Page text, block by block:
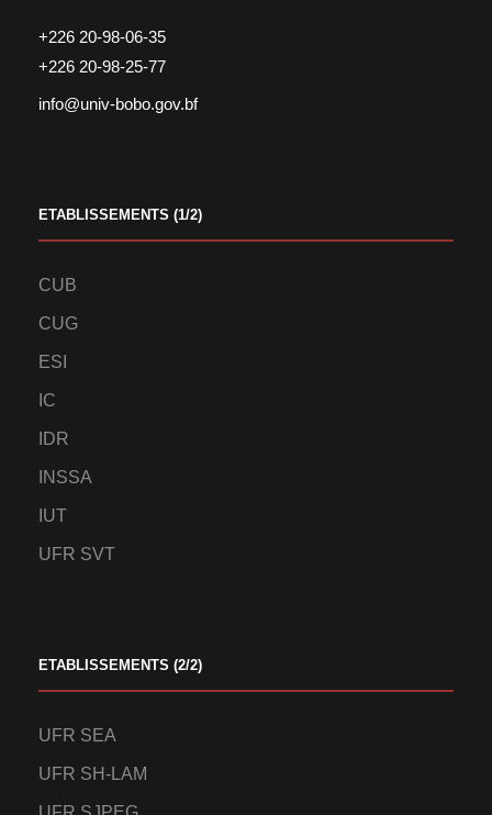
+226 20-98-06-35
+226 20-98-25-77
info@univ-bobo.gov.bf
ETABLISSEMENTS (1/2)
CUB
CUG
ESI
IC
IDR
INSSA
IUT
UFR SVT
ETABLISSEMENTS (2/2)
UFR SEA
UFR SH-LAM